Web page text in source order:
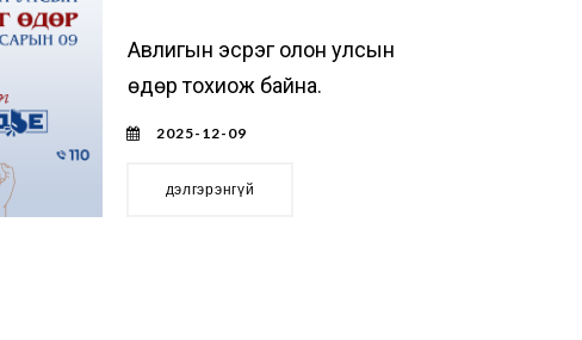
Авлигын эсрэг олон улсын
өдөр тохиож байна.
2025-12-09
дэлгэрэнгүй